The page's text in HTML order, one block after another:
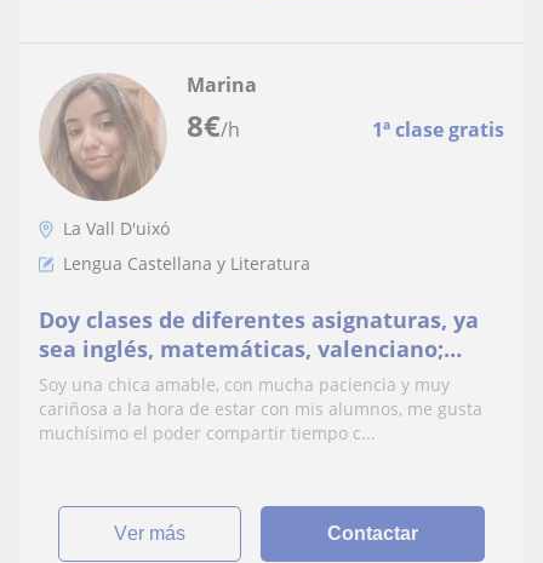
8€/h 1ª clase gratis
Marina
La Vall D'uixó
Lengua Castellana y Literatura
Doy clases de diferentes asignaturas, ya
sea inglés, matemáticas, valenciano;
entre otras
Soy una chica amable, con mucha paciencia y muy
cariñosa a la hora de estar con mis alumnos, me gusta
muchísimo el poder compartir tiempo c...
ver más Contactar